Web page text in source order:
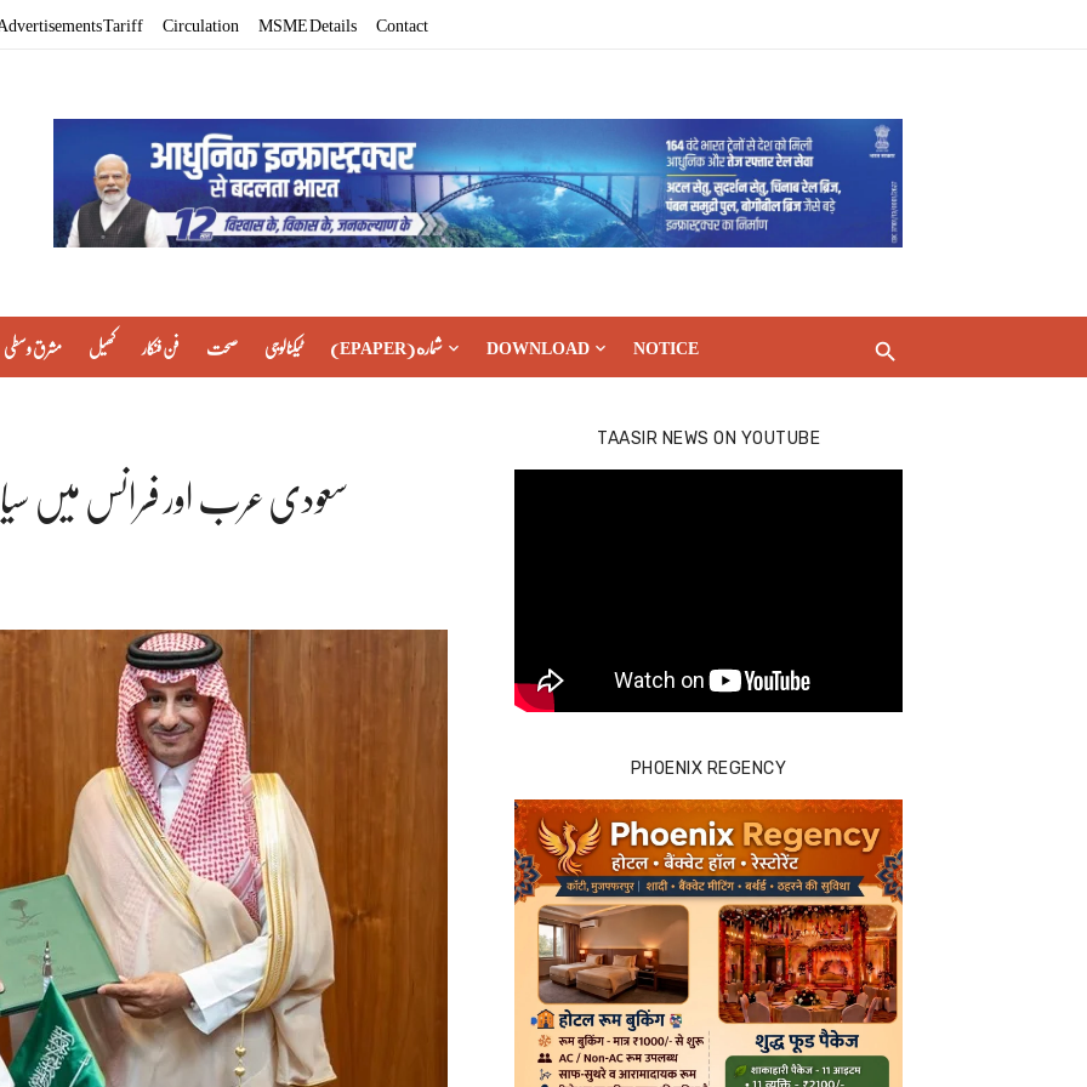
Tariff Circulation MSME Details Contact
مشرق وسطی کھیل فن فنکار صحت ٹیکنالوجی (EPAPER) شماره DOWNLOAD NOTICE
سعودی عرب اور فرانس میں
TAASIR NEWS ON YOUTUBE
PHOENIX REGENCY